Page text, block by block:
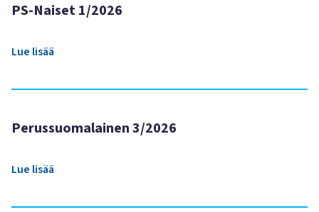
PS-Naiset 1/2026
Lue lisää
Perussuomalainen 3/2026
Lue lisää